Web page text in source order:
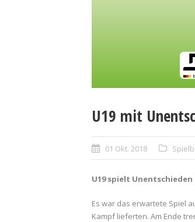
U19 mit
01 Okt. 2018
U19 spielt
Es war das erwartete Spiel
Kampf lieferten. Am Ende